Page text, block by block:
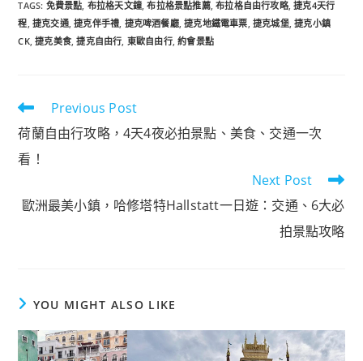
TAGS: 免費景點 布拉格天文鐘 布拉格景點推薦, 布拉格自由行攻略, 捷克4天行
程 捷克交通, 捷克伴手禮 捷克啤酒餐廳, 捷克地鐵電車票 捷克城堡, 捷克小鎮
CK, 捷克美食 捷克自由行 東歐自由行, 約會景點
Read
more
articles
Previous Post
荷蘭自由行攻略，4天4夜必拍景點、美食、交通一次
看！
Next Post
歐洲最美小鎮，哈修塔特Hallstatt一日遊：交通、6大必
拍景點攻略
YOU MIGHT ALSO LIKE